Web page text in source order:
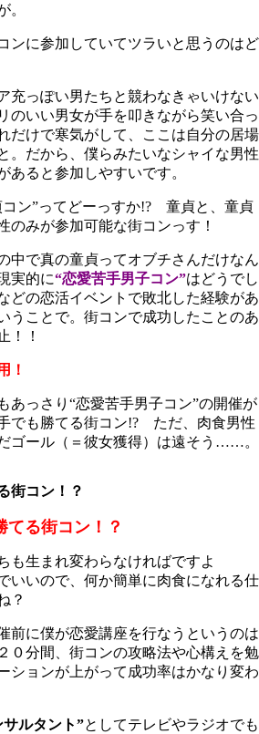
。
に参加していてツラいと思うのはど
っぽい男たちと競わなきゃいけない
のいい男女が手を叩きながら笑い合っ
だけで寒気がして、ここは自分の居場
だから、僕らみたいなシャイな男性
あると参加しやすいです。
ン”ってどーっすか!? 童貞と、童貞
のみが参加可能な街コンっす！
で真の童貞ってオブチさんだけなん
実的に“恋愛苦手男子コン”はどうでし
どの恋活イベントで敗北した経験があ
うことで。街コンで成功したことのあ
！！
！
あっさり“恋愛苦手男子コン”の開催が
でも勝てる街コン!? ただ、肉食男性
ゴール（＝彼女獲得）は遠そう……。
街コン！？
てる街コン！？
生まれ変わらなければですよ
いので、何か簡単に肉食になれる仕
？
に僕が恋愛講座を行なうというのは
分間、街コンの攻略法や心構えを勉
ションが上がって成功率はかなり変わ
ルタント”としてテレビやラジオでも